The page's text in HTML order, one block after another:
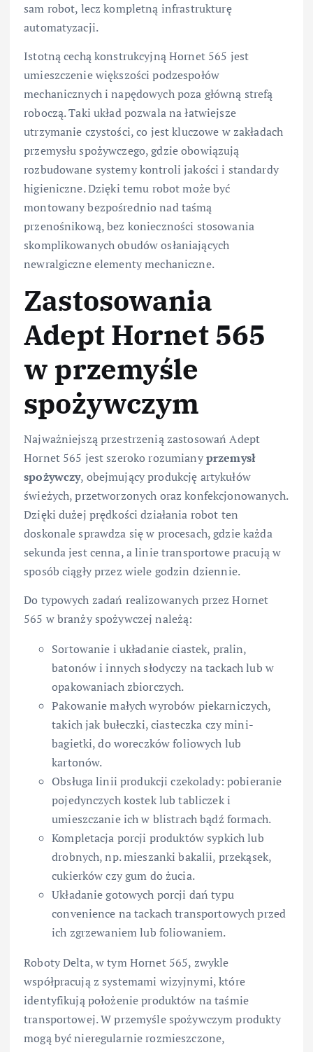
sam robot, lecz kompletną infrastrukturę
automatyzacji.
Istotną cechą konstrukcyjną Hornet 565 jest
umieszczenie większości podzespołów
mechanicznych i napędowych poza główną strefą
roboczą. Taki układ pozwala na łatwiejsze
utrzymanie czystości, co jest kluczowe w zakładach
przemysłu spożywczego, gdzie obowiązują
rozbudowane systemy kontroli jakości i standardy
higieniczne. Dzięki temu robot może być
montowany bezpośrednio nad taśmą
przenośnikową, bez konieczności stosowania
skomplikowanych obudów osłaniających
newralgiczne elementy mechaniczne.
Zastosowania
Adept Hornet 565
w przemyśle
spożywczym
Najważniejszą przestrzenią zastosowań Adept
Hornet 565 jest szeroko rozumianyprzemysł
spożywczy, obejmujący produkcję artykułów
świeżych, przetworzonych oraz konfekcjonowanych.
Dzięki dużej prędkości działania robot ten
doskonale sprawdza się w procesach, gdzie każda
sekunda jest cenna, a linie transportowe pracują w
sposób ciągły przez wiele godzin dziennie.
Do typowych zadań realizowanych przez Hornet
565 w branży spożywczej należą:
Sortowanie i układanie ciastek, pralin,
batonów i innych słodyczy na tackach lub w
opakowaniach zbiorczych.
Pakowanie małych wyrobów piekarniczych,
takich jak bułeczki, ciasteczka czy mini-
bagietki, do woreczków foliowych lub
kartonów.
Obsługa linii produkcji czekolady: pobieranie
pojedynczych kostek lub tabliczek i
umieszczanie ich w blistrach bądź formach.
Kompletacja porcji produktów sypkich lub
drobnych, np. mieszanki bakalii, przekąsek,
cukierków czy gum do żucia.
Układanie gotowych porcji dań typu
convenience na tackach transportowych przed
ich zgrzewaniem lub foliowaniem.
Roboty Delta, w tym Hornet 565, zwykle
współpracują z systemami wizyjnymi, które
identyfikują położenie produktów na taśmie
transportowej. W przemyśle spożywczym produkty
mogą być nieregularnie rozmieszczone,